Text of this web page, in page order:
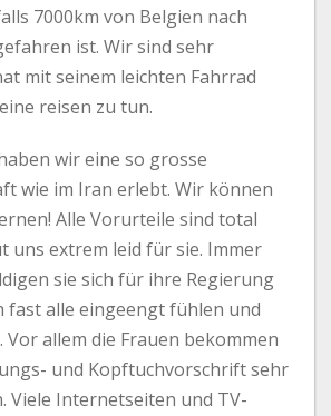
7000km von Belgien nach
ist. Wir sind sehr
mit seinem leichten Fahrrad
reisen zu tun.
wir eine so grosse
wie im Iran erlebt. Wir können
Alle Vorurteile sind total
uns extrem leid für sie. Immer
sie sich für ihre Regierung
fast alle eingeengt fühlen und
allem die Frauen bekommen
und Kopftuchvorschrift sehr
Viele Internetseiten und TV-